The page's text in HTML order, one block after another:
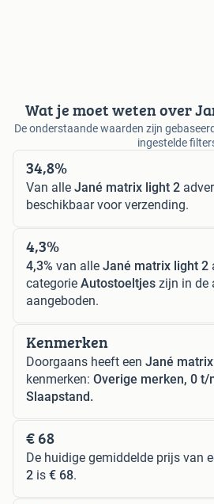
Wat je moet weten over
De onderstaande waarden zijn
ingestelde
34,8%
Van alle Jané matrix light 2
beschikbaar voor verzending.
4,3%
4,3% van alle Jané matrix light 2
categorie Autostoeltjes zijn in de
aangeboden.
Kenmerken
Doorgaans heeft een Jané
kenmerken: Overige merken, 0 t/
Slaapstand.
€ 68
De huidige gemiddelde prijs van
2 is € 68.